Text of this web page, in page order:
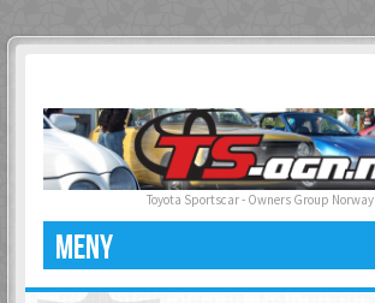
Toyota Sportscar - Owners Group Norway
MENY